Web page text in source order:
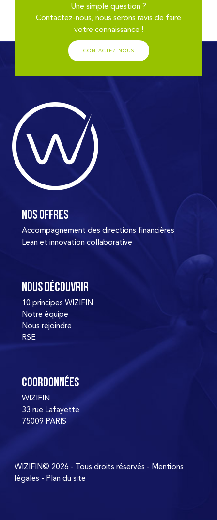
Une simple question ?
Contactez-nous, nous serons ravis de faire
votre connaissance !
CONTACTEZ-NOUS
Nos offres
Accompagnement des directions financières
Lean et innovation collaborative
Nous découvrir
10 principes WIZIFIN
Notre équipe
Nous rejoindre
RSE
Coordonnées
WIZIFIN
33 rue Lafayette
75009 PARIS
WIZIFIN© 2026 - Tous droits réservés - Mentions
légales - Plan du site